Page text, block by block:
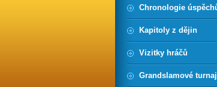
Chronologie
Kapitoly z dějin
Vizitky hráčů
Grandslamové